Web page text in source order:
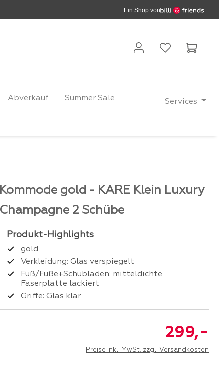
Ein Shop von
Abverkauf Summer Sale Services
Kommode gold - KARE Klein Luxury
Champagne 2 Schübe
gold
Verkleidung: Glas verspiegelt
Fuß/Füße+Schubladen: mitteldichte
Faserplatte lackiert
Griffe: Glas klar
299,-
Preise inkl. MwSt. zzgl. Versandkosten